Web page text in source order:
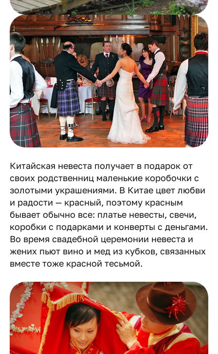
Китайская невеста получает в подарок от
своих родственниц маленькие коробочки с
золотыми украшениями. В Китае цвет любви
и радости — красный, поэтому красным
бывает обычно все: платье невесты, свечи,
коробки с подарками и конверты с деньгами.
Во время свадебной церемонии невеста и
жених пьют вино и мед из кубков, связанных
вместе тоже красной тесьмой.